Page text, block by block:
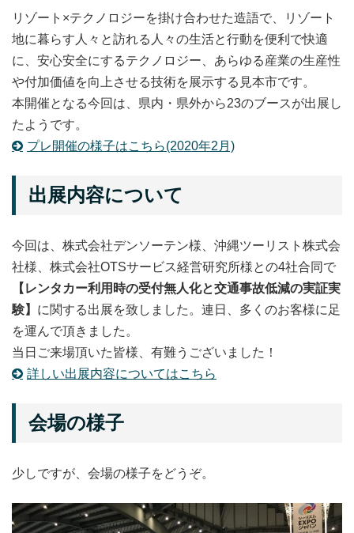
リゾート×テクノロジーを掛け合わせた造語で、リゾート
地に暮らす人々と訪れる人々の生活と行動を便利で快適
に、安心安全にするテクノロジー、あらゆる産業の生産性
や付加価値を向上させる技術を展示する見本市です。
本開催となる今回は、県内・県外から23のブースが出展し
たようです。
プレ開催の様子はこちら(2020年2月)
出展内容について
今回は、株式会社デンソーテン様、沖縄ツーリスト株式会
社様、株式会社OTSサービス経営研究所様との4社合同で
【レンタカー利用時の受付無人化と交通事故低減の実証実
験】 に関する出展を致しました。連日、多くのお客様に足
を運んで頂きました。
当日ご来場頂いた皆様、有難うございました！
詳しい出展内容についてはこちら
会場の様子
少しですが、会場の様子をどうぞ。